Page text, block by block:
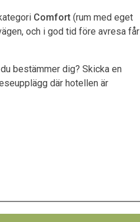
Comfort (rum med eget
och i god tid före avresa får
bestämmer dig? Skicka en
där hotellen är